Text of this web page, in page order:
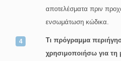
αποτελέσματα πριν
ενσωμάτωση κώδικα.
Τι πρόγραμμα
χρησιμοποιήσω για τη